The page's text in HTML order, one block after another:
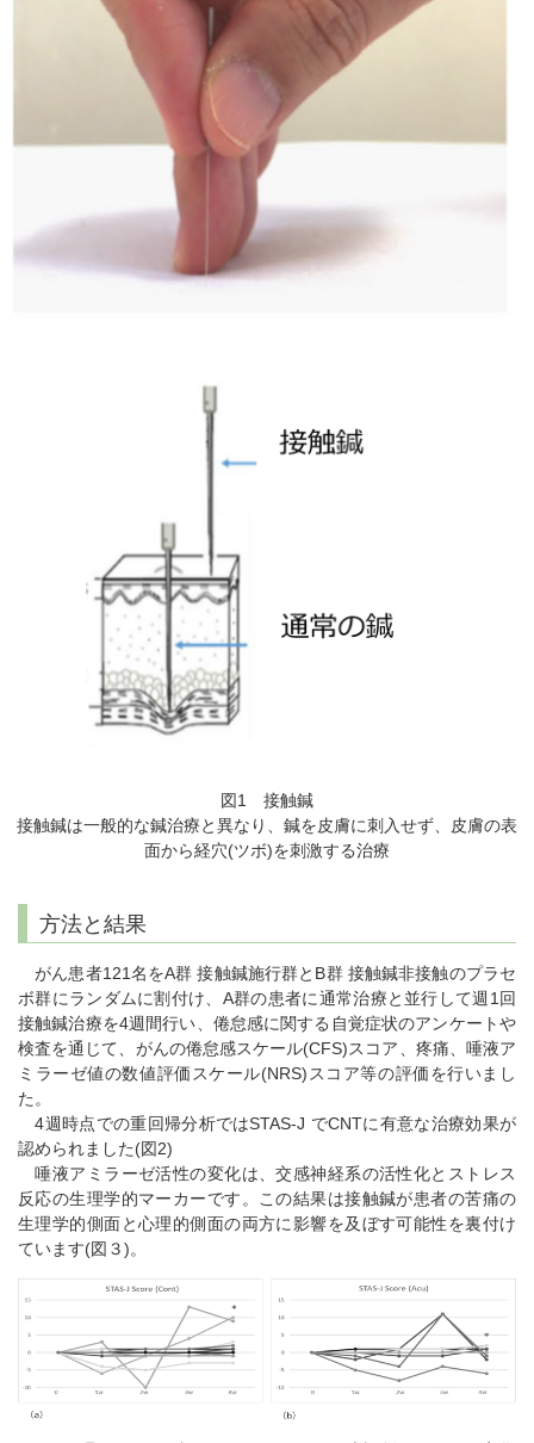
図1 接触鍼
接触鍼は一般的な鍼治療と異なり、鍼を皮膚に刺入せず、皮膚の表
面から経穴(ツボ)を刺激する治療
方法と結果
がん患者121名をA群 接触鍼施行群とB群 接触鍼非接触のプラセ
ボ群にランダムに割付け、A群の患者に通常治療と並行して週1回
接触鍼治療を4週間行い、倦怠感に関する自覚症状のアンケートや
検査を通じて、がんの倦怠感スケール(CFS)スコア、疼痛、唾液ア
ミラーゼ値の数値評価スケール(NRS)スコア等の評価を行いまし
た。
4週時点での重回帰分析ではSTAS-J でCNTに有意な治療効果が
認められました(図2)
唾液アミラーゼ活性の変化は、交感神経系の活性化とストレス
反応の生理学的マーカーです。この結果は接触鍼が患者の苦痛の
生理学的側面と心理的側面の両方に影響を及ぼす可能性を裏付け
ています(図３)。